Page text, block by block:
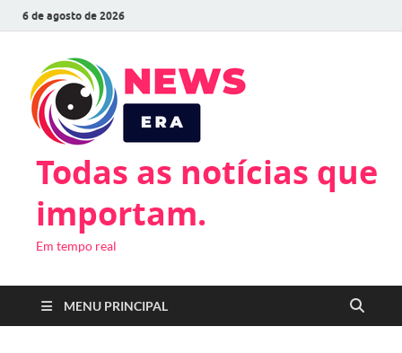
6 de agosto de 2026
Todas as notícias que
importam.
Em tempo real
MENU PRINCIPAL